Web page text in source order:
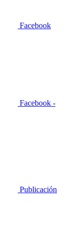
Facebook
Facebook -
Publicación